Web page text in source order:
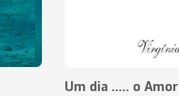
Um dia ..... o Amor